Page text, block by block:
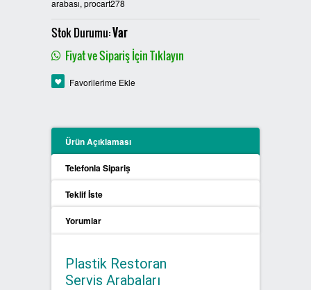
BOYALI SIFIR ATIK KUTULARI
METAL SIFIR ATIK KUTULARI
PROCYCLE SIFIR ATIK
KUTULARI
PİL ATIK KUTULARI
SIFIR ATIK KONTEYNERLARI
arabası, procart278
Stok Durumu:Var
Fiyat ve Sipariş İçin Tıklayın
Favorilerime Ekle
Ürün Açıklaması
Telefonla Sipariş
Teklif İste
Yorumlar
Plastik Restoran
Servis Arabaları